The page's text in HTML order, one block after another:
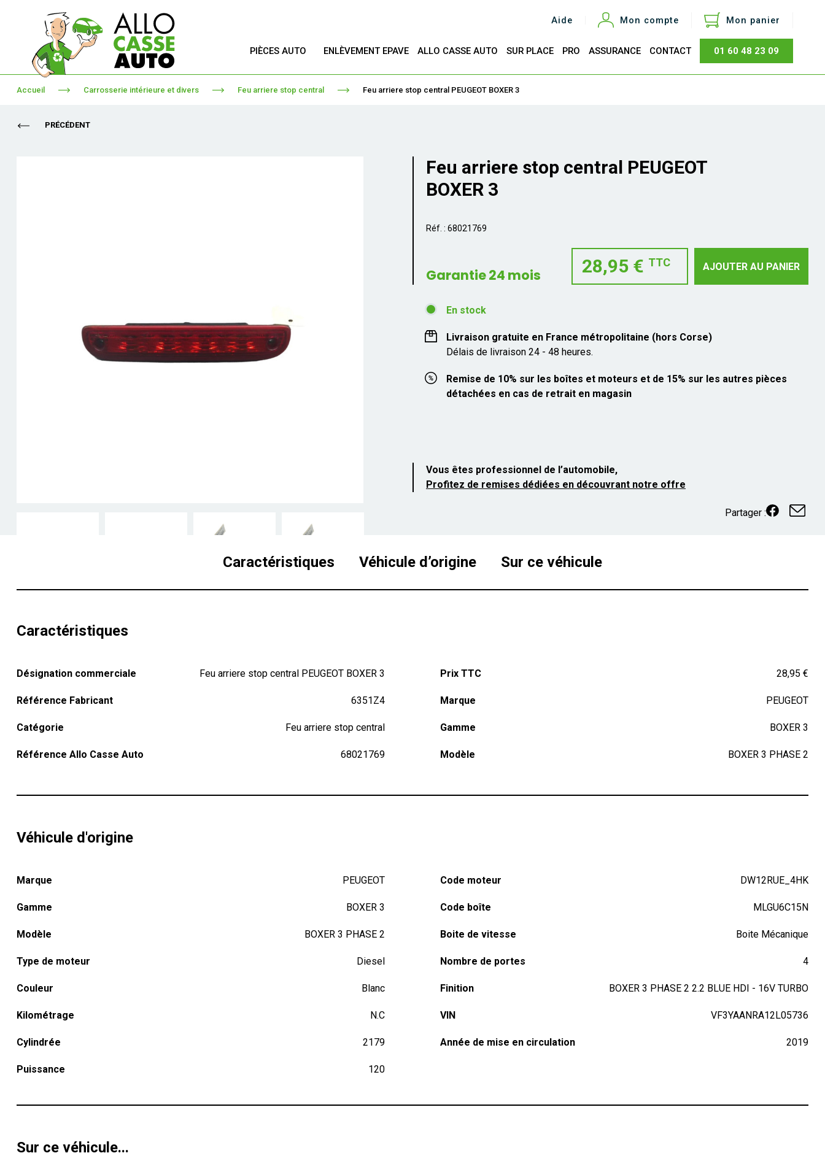
Aide Mon compte Mon panier
Total
PIÈCES AUTO ENLÈVEMENT EPAVE ALLO CASSE AUTO SUR PLACE PRO ASSURANCE CONTACT 01 60 48 23 09
Accueil Carrosserie intérieure et divers Feu arriere stop central Feu arriere stop central PEUGEOT BOXER 3
PRÉCÉDENT
Feu arriere stop central PEUGEOT
BOXER 3
Réf. : 68021769
Garantie 24 mois 28,95 € TTC AJOUTER AU PANIER
En stock
Livraison gratuite en France métropolitaine (hors Corse)
Délais de livraison 24 - 48 heures.
Remise de 10% sur les boîtes et moteurs et de 15% sur les autres pièces
détachées en cas de retrait en magasin
Vous êtes professionnel de l’automobile,
Profitez de remises dédiées en découvrant notre offre
Partager :
Caractéristiques Véhicule d’origine Sur ce véhicule
Caractéristiques
Désignation commerciale Feu arriere stop central PEUGEOT BOXER 3
Référence Fabricant 6351Z4
Catégorie Feu arriere stop central
Référence Allo Casse Auto 68021769
Prix TTC 28,95 €
Marque PEUGEOT
Gamme BOXER 3
Modèle BOXER 3 PHASE 2
Véhicule d'origine
Marque PEUGEOT
Gamme BOXER 3
Modèle BOXER 3 PHASE 2
Type de moteur Diesel
Couleur Blanc
Kilométrage N.C
Cylindrée 2179
Puissance 120
Code moteur DW12RUE_4HK
Code boîte MLGU6C15N
Boite de vitesse Boite Mécanique
Nombre de portes 4
Finition BOXER 3 PHASE 2 2.2 BLUE HDI - 16V TURBO
VIN VF3YAANRA12L05736
Année de mise en circulation 2019
Sur ce véhicule...